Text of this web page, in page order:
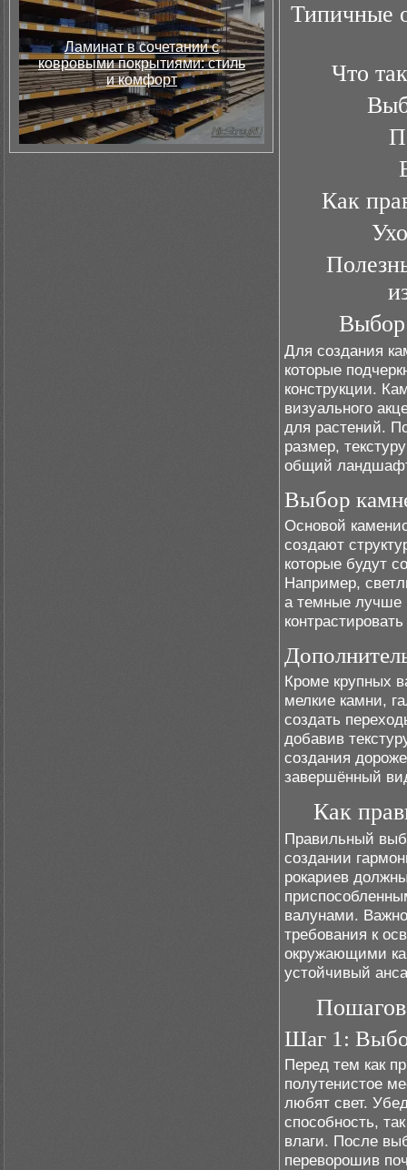
Ламинат в сочетании с
ковровыми покрытиями: стиль
и комфорт
Типичные
Что
Как
Выбор
Для создания
которые
конструкции.
визуального
для растений.
размер,
общий
Выбор
Основой
создают
которые будут
Например,
а темные лучше
Кроме крупных
мелкие камни,
создать
добавив
создания
завершённый
Как
Правильный
создании
рокариев
валунами.
требования к
окружающими
устойчивый
Шаг 1:
Перед тем как
полутенистое
любят свет.
способность,
влаги. После
переворошив